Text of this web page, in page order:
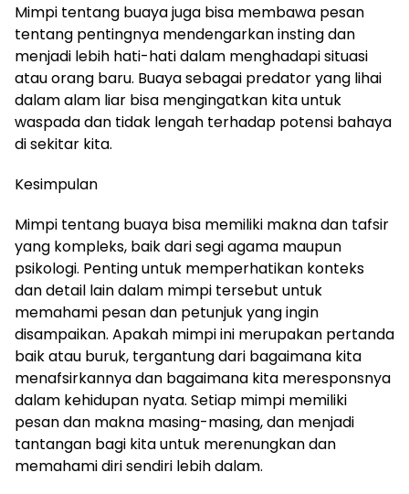
Mimpi tentang buaya juga bisa membawa pesan
tentang pentingnya mendengarkan insting dan
menjadi lebih hati-hati dalam menghadapi situasi
atau orang baru. Buaya sebagai predator yang lihai
dalam alam liar bisa mengingatkan kita untuk
waspada dan tidak lengah terhadap potensi bahaya
di sekitar kita.
Kesimpulan
Mimpi tentang buaya bisa memiliki makna dan tafsir
yang kompleks, baik dari segi agama maupun
psikologi. Penting untuk memperhatikan konteks
dan detail lain dalam mimpi tersebut untuk
memahami pesan dan petunjuk yang ingin
disampaikan. Apakah mimpi ini merupakan pertanda
baik atau buruk, tergantung dari bagaimana kita
menafsirkannya dan bagaimana kita meresponsnya
dalam kehidupan nyata. Setiap mimpi memiliki
pesan dan makna masing-masing, dan menjadi
tantangan bagi kita untuk merenungkan dan
memahami diri sendiri lebih dalam.